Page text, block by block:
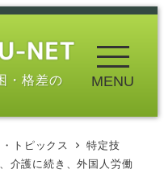
・格差の MENU
トピックス
特定技
介護に続き、外国人労働